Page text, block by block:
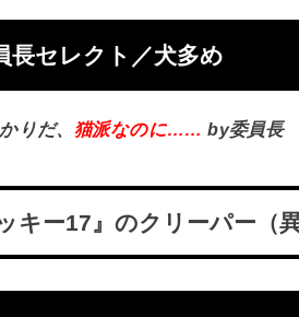
長セレクト／犬多め
りだ、 猫派なのに……by委員長
ッキー17』のクリーパー（